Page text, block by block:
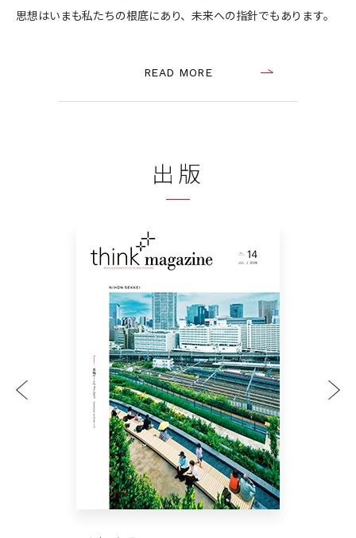
思想はいまも私たちの根底にあり、未来への指針でもあります。
READ MORE
出版